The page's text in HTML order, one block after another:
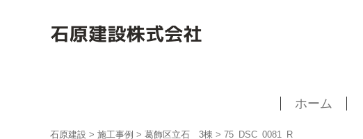
ホーム
石原建設 > 施工事例 > 葛飾区立石 3棟 > 75_DSC_0081_R